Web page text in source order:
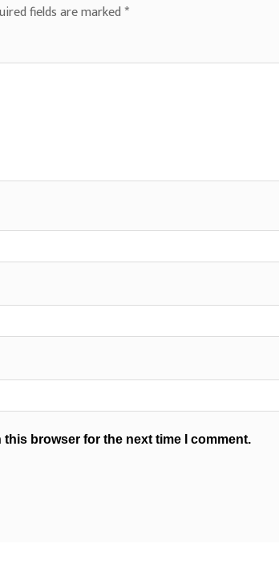
fields are marked*
browser for the next time I comment.